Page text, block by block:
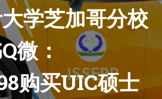
学芝加哥分校
微：
购买UIC硕士